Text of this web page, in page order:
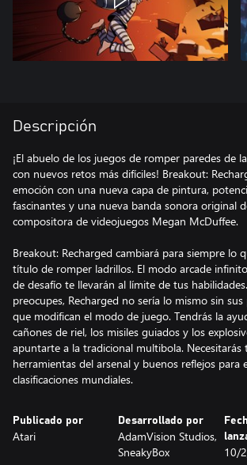
Descripción
¡El abuelo de los juegos de romper paredes de
con nuevos retos más difíciles! Breakout:
emoción con una nueva capa de pintura,
fascinantes y una nueva banda sonora original
compositora de videojuegos Megan McDuffee.
Breakout: Recharged cambiará para siempre lo
título de romper ladrillos. El modo arcade
de desafío te llevarán al límite de tus
preocupes, Recharged no sería lo mismo sin
que modifican el modo de juego. Tendrás la
cañones de riel, los misiles guiados y los
apuntarte a la tradicional multibola. Necesitarás
herramientas del arsenal y buenos reflejos para
clasificaciones mundiales.
Publicado por
Atari
Desarrollado por
AdamVision Studios,
SneakyBox
10/